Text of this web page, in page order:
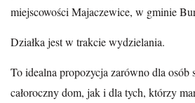
miejscowości Majaczewice, w gminie
Działka jest w trakcie wydzielania.
To idealna propozycja zarówno dla osób
całoroczny dom, jak i dla tych, którzy